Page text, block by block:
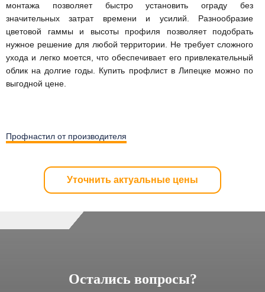
монтажа позволяет быстро установить ограду без
значительных затрат времени и усилий. Разнообразие
цветовой гаммы и высоты профиля позволяет подобрать
нужное решение для любой территории. Не требует сложного
ухода и легко моется, что обеспечивает его привлекательный
облик на долгие годы. Купить профлист в Липецке можно по
выгодной цене.
Профнастил от производителя
Уточнить актуальные цены
Остались вопросы?